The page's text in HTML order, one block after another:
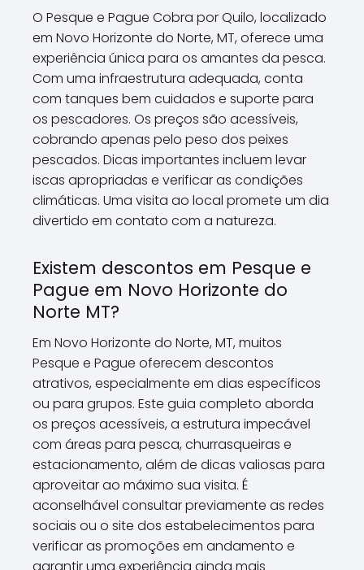
O Pesque e Pague Cobra por Quilo, localizado
em Novo Horizonte do Norte, MT, oferece uma
experiência única para os amantes da pesca.
Com uma infraestrutura adequada, conta
com tanques bem cuidados e suporte para
os pescadores. Os preços são acessíveis,
cobrando apenas pelo peso dos peixes
pescados. Dicas importantes incluem levar
iscas apropriadas e verificar as condições
climáticas. Uma visita ao local promete um dia
divertido em contato com a natureza.
Existem descontos em Pesque e
Pague em Novo Horizonte do
Norte MT?
Em Novo Horizonte do Norte, MT, muitos
Pesque e Pague oferecem descontos
atrativos, especialmente em dias específicos
ou para grupos. Este guia completo aborda
os preços acessíveis, a estrutura impecável
com áreas para pesca, churrasqueiras e
estacionamento, além de dicas valiosas para
aproveitar ao máximo sua visita. É
aconselhável consultar previamente as redes
sociais ou o site dos estabelecimentos para
verificar as promoções em andamento e